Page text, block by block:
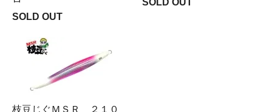
SOLD OUT
SOLD OUT
枝豆じぐＭＳＲ ２１０